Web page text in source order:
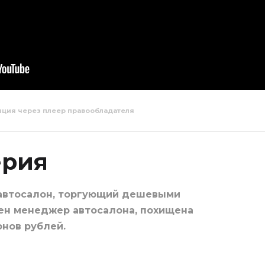
через плеер правообладателя
торгующий дешевыми
менеджер автосалона, похищена
рублей.